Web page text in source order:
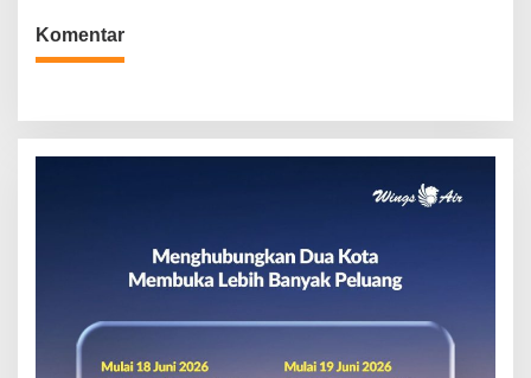
Komentar